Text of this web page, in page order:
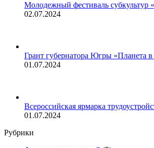
Молодежный фестиваль субкультур
02.07.2024
Грант губернатора Югры «Планета
01.07.2024
Всероссийская ярмарка
01.07.2024
Рубрики